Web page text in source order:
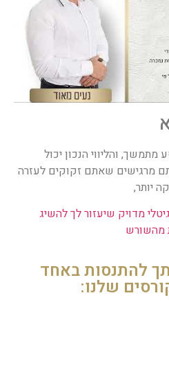
מתמשך, והליווי הנכון יכול
מרגישים שאתם זקוקים לעזרה
יותר,
מדויק שיעזור לך להשיג
מהשורש
להתנסות באחד
שלנו: